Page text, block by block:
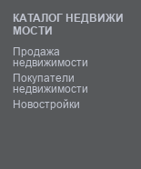
КАТАЛОГ НЕДВИЖИ
МОСТИ
Продажа
недвижимости
Покупатели
недвижимости
Новостройки